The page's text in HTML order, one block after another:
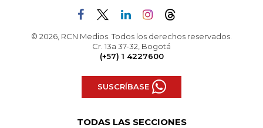
© 2026, RCN Medios. Todos los derechos reservados.
Cr. 13a 37-32, Bogotá
(+57) 1 4227600
SUSCRÍBASE
TODAS LAS SECCIONES